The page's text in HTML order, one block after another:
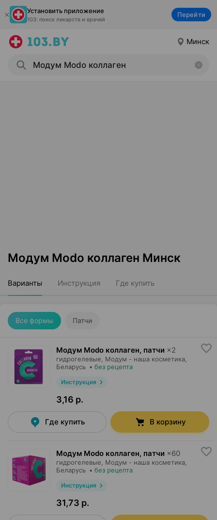
Установить приложение
103: поиск лекарств и врачей
Перейти
Минск
Модум Modo коллаген Минск
Варианты Инструкция Где купить
Все формы Патчи
Модум Modo коллаген, патчи ×2
гидрогелевые, Модум - наша косметика
Беларусь • без рецепта
Инструкция
3,16 р.
Где купить В корзину
Модум Modo коллаген, патчи ×60
гидрогелевые, Модум - наша косметика
Беларусь • без рецепта
Инструкция
31,73 р.